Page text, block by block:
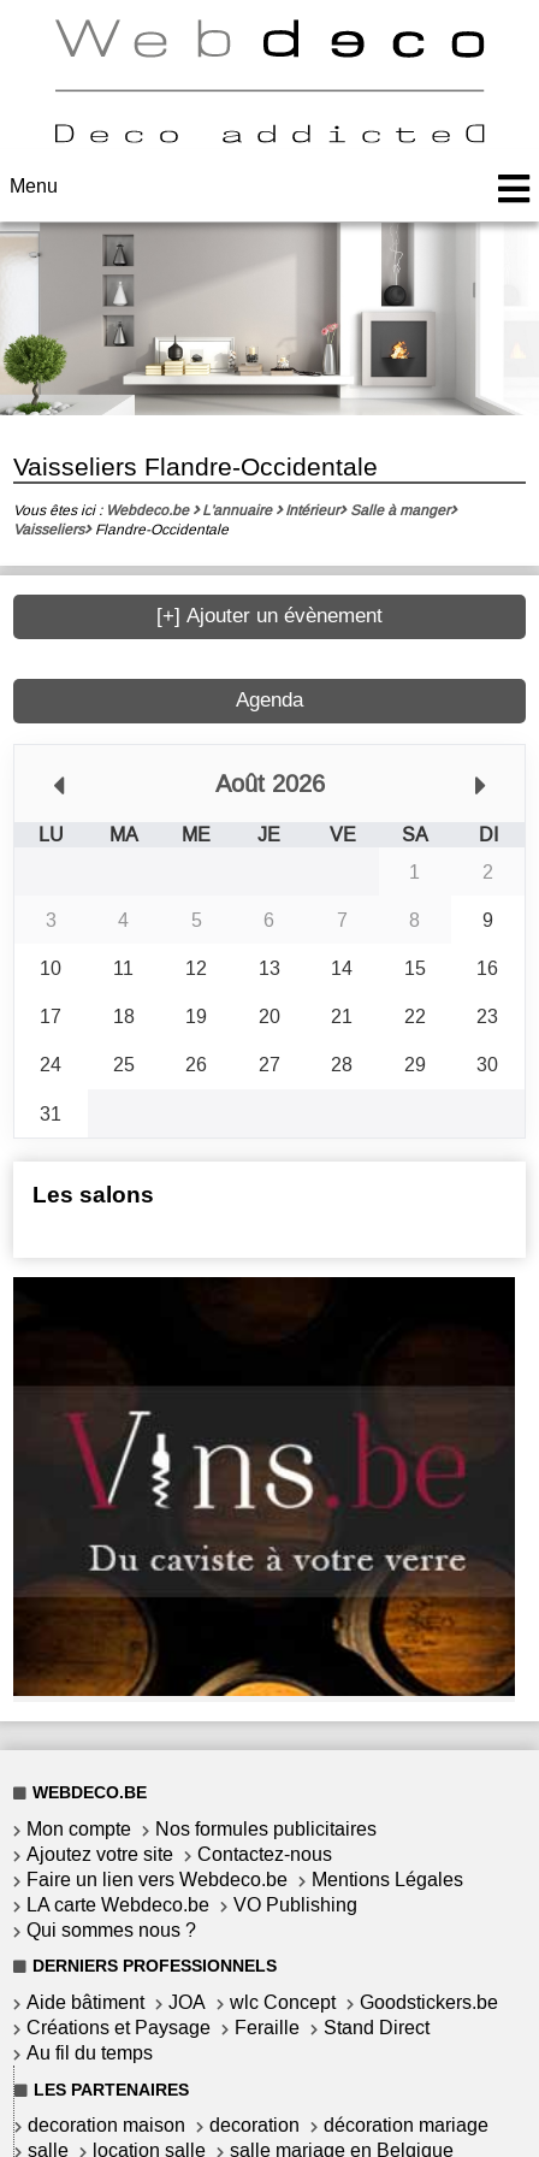
Menu
Vaisseliers Flandre-Occidentale
Vous êtes ici : Webdeco.be L'annuaire Intérieur
Salle à manger
Vaisseliers
Flandre-Occidentale
Agenda
Août 2026
LU MA ME JE VE SA
DI
1
2
3
4 5 6 7 8
9
10
11 12 13 14 15
16
17
18 19 20 21 22
23
24
25 26 27 28 29
30
31
[+] Ajouter un évènement
Les salons
WEBDECO.BE
Mon compte
Nos formules publicitaires
Ajoutez votre site
Contactez-nous
Faire un lien vers Webdeco.be
Mentions Légales
LA carte Webdeco.be
VO Publishing
Qui sommes nous ?
DERNIERS PROFESSIONNELS
Aide bâtiment JOA wlc Concept
Goodstickers.be
Créations et Paysage
Feraille
Stand Direct
Au fil du temps
LES PARTENAIRES
decoration maison decoration
décoration mariage
salle
location salle salle mariage en Belgique